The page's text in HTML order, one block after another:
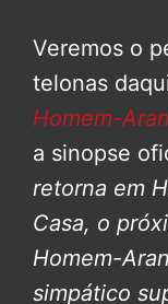
Veremos o
telonas
Homem-
a sinopse
retorna em
Casa, o
Homem-
simpático